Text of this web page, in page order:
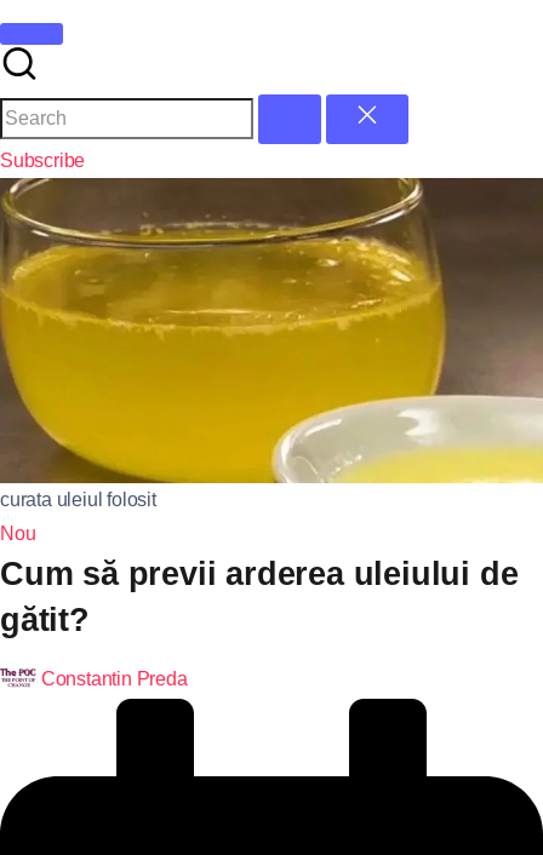
Subscribe
curata uleiul folosit
Nou
Cum să previi arderea uleiului de
gătit?
Constantin Preda